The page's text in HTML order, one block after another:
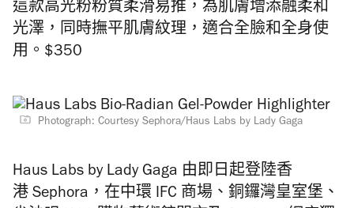
這款高光粉粉質柔滑易推，為肌膚增添融柔和
光澤，同時撫平肌膚紋理，適合全臉和全身使
用。$350
Photograph: Courtesy Sephora/Haus Labs by Lady Gaga
Haus Labs by Lady Gaga 由即日起登陸香
港 Sephora，在中環 IFC 商場、銅鑼灣皇室堡、